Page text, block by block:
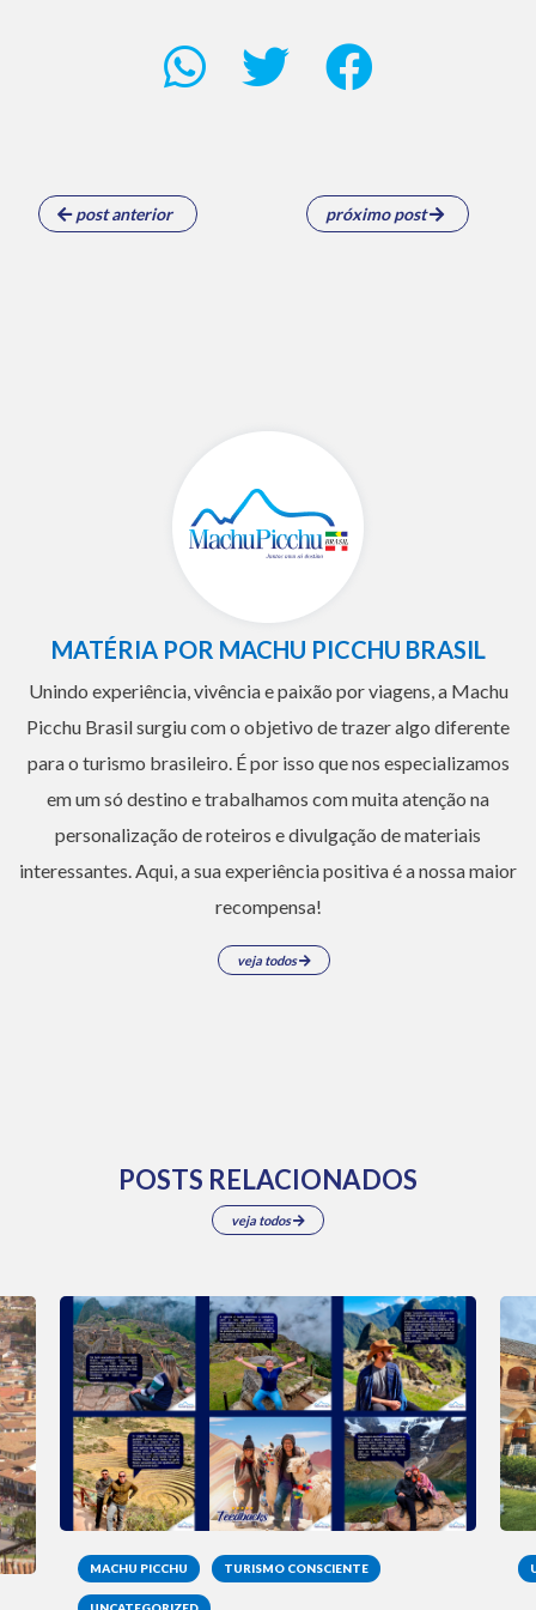
post anterior próximo post
MATÉRIA POR MACHU PICCHU BRASIL
Unindo experiência, vivência e paixão por viagens, a Machu
Picchu Brasil surgiu com o objetivo de trazer algo diferente
para o turismo brasileiro. É por isso que nos especializamos
em um só destino e trabalhamos com muita atenção na
personalização de roteiros e divulgação de materiais
interessantes. Aqui, a sua experiência positiva é a nossa maior
recompensa!
veja todos
POSTS RELACIONADOS
veja todos
MACHU PICCHU TURISMO CONSCIENTE